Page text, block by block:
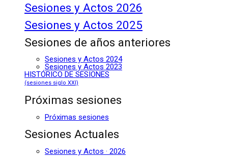
Sesiones y Actos 2026
Sesiones y Actos 2025
Sesiones de años anteriores
Sesiones y Actos 2024
Sesiones y Actos 2023
HISTÓRICO DE SESIONES
(sesiones siglo XXI)
Próximas sesiones
Próximas sesiones
Sesiones Actuales
Sesiones y Actos · 2026